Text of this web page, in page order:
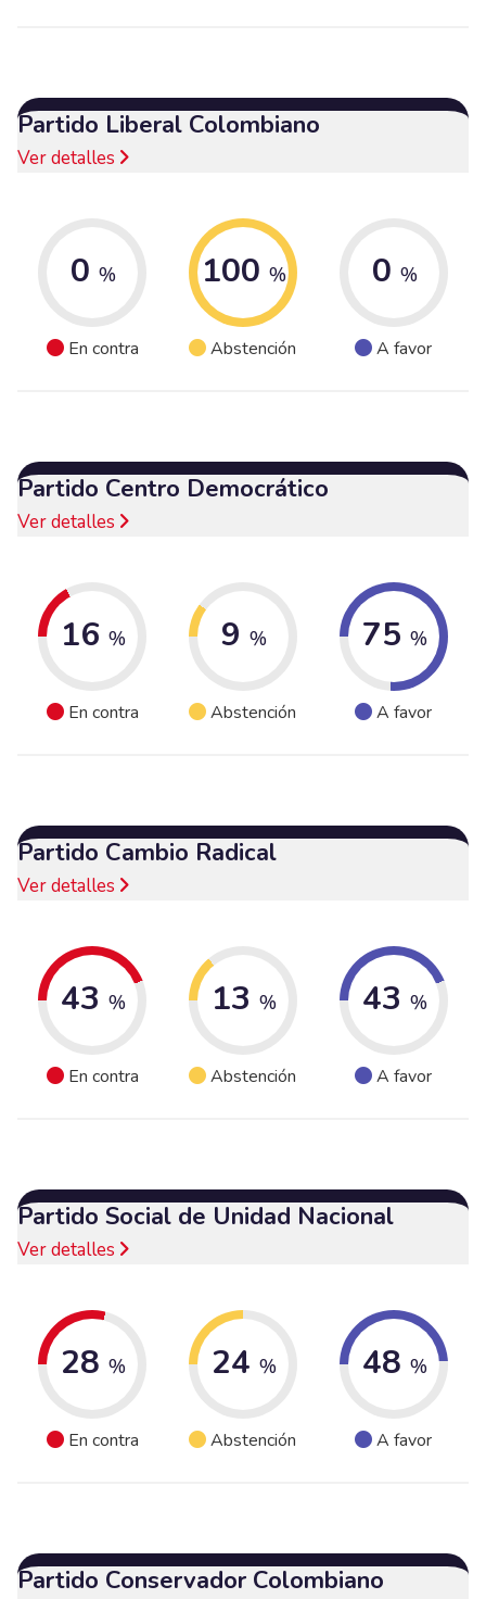
Partido Liberal Colombiano
Ver detalles
0 %
En contra
100 %
Abstención
0 %
A favor
Partido Centro Democrático
Ver detalles
16 %
En contra
9 %
Abstención
75 %
A favor
Partido Cambio Radical
Ver detalles
43 %
En contra
13 %
Abstención
43 %
A favor
Partido Social de Unidad Nacional
Ver detalles
28 %
En contra
24 %
Abstención
48 %
A favor
Partido Conservador Colombiano